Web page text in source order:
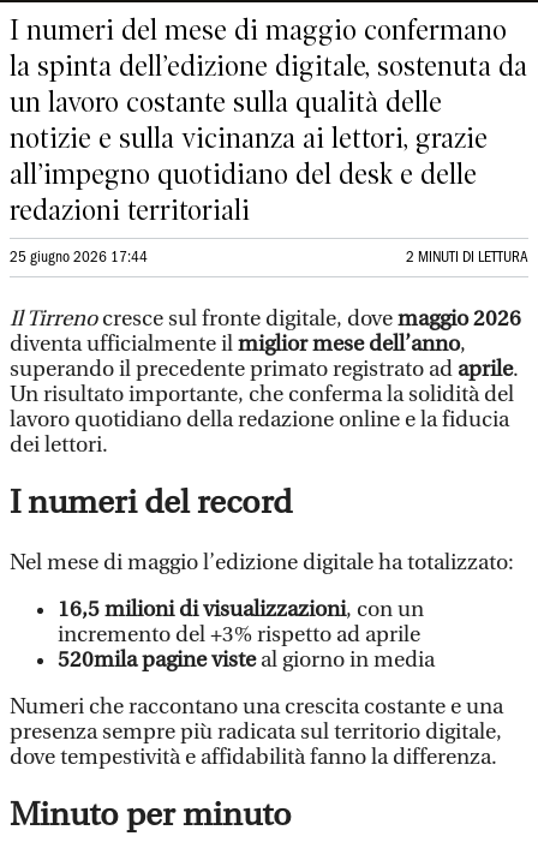
I numeri del mese di maggio confermano
la spinta dell’edizione digitale, sostenuta da
un lavoro costante sulla qualità delle
notizie e sulla vicinanza ai lettori, grazie
all’impegno quotidiano del desk e delle
redazioni territoriali
25 giugno 2026 17:44 2 MINUTI DI LETTURA
Il Tirrenocresce sul fronte digitale, dovemaggio 2026
diventa ufficialmente ilmiglior mese dell’anno,
superando il precedente primato registrato ad aprile.
Un risultato importante, che conferma la solidità del
lavoro quotidiano della redazione online e la fiducia
dei lettori.
I numeri del record
Nel mese di maggio l’edizione digitale ha totalizzato:
16,5 milioni di visualizzazioni, con un
incremento del +3% rispetto ad aprile
520mila paginevisteal giorno in media
Numeri che raccontano una crescita costante e una
presenza sempre più radicata sul territorio digitale,
dove tempestività e affidabilità fanno la differenza.
Minuto per minuto